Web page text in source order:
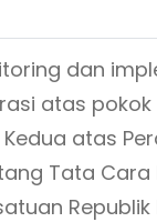
dan
atas
atas
Tata